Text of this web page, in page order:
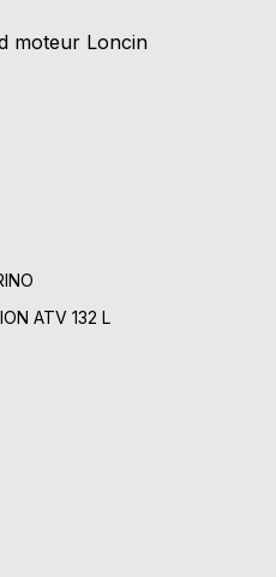
moteur Loncin
ATV 132 L